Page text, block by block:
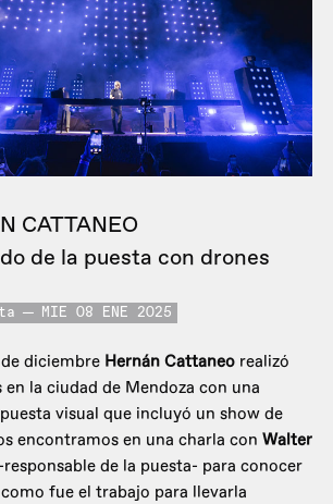
CATTANEO
de la puesta con drones
MIE 08 ENE 2025
diciembre Hernán Cattaneo realizó
en la ciudad de Mendoza con una
visual que incluyó un show de
encontramos en una charla con Walter
de la puesta- para conocer
fue el trabajo para llevarla